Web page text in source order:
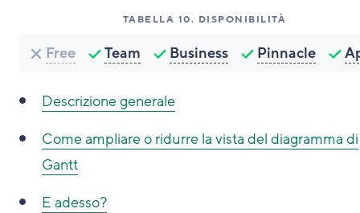
TABELLA 10. DISPONIBILITÀ
Free Team Business Pinnacle
Descrizione generale
Comeampliare o ridurre la vista del diagramma di
Gantt
E adesso?